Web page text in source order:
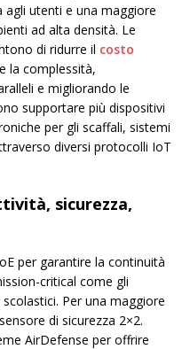
utenti e una maggiore
ad alta densità. Le
di ridurre il costo
la complessità,
e migliorando le
supportare più dispositivi
per gli scaffali, sistemi
diversi protocolli IoT
sicurezza,
per garantire la continuità
critical come gli
Per una maggiore
di sicurezza 2×2.
AirDefense per offrire